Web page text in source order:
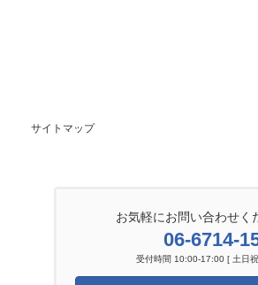
サイトマップ
お気軽にお問い合わせく
06-6714-
受付時間 10:00-17:00 [ 土日